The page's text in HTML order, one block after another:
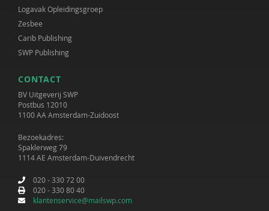
Logavak Opleidingsgroep
Zesbee
Carib Publishing
SWP Publishing
CONTACT
BV Uitgeverij SWP
Postbus 12010
1100 AA Amsterdam-Zuidoost
Bezoekadres:
Spaklerweg 79
1114 AE Amsterdam-Duivendrecht
020 - 330 72 00
020 - 330 80 40
klantenservice@mailswp.com